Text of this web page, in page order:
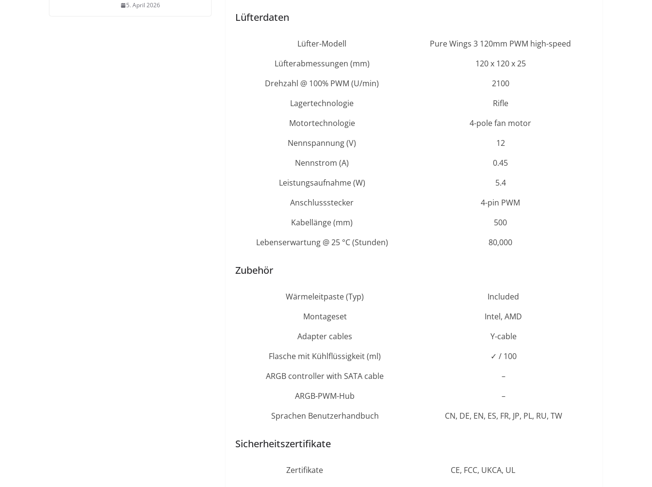
Lüfterdaten
Lüfter-Modell
Pure Wings 3 120mm PWM high-speed
Lüfterabmessungen (mm)
120 x 120 x 25
Drehzahl @ 100% PWM (U/min)
2100
Lagertechnologie
Rifle
Motortechnologie
4-pole fan motor
Nennspannung (V)
12
Nennstrom (A)
0.45
Leistungsaufnahme (W)
5.4
Anschlussstecker
4-pin PWM
Kabellänge (mm)
500
Lebenserwartung @ 25 °C (Stunden)
80,000
Zubehör
Wärmeleitpaste (Typ)
Included
Montageset
Intel, AMD
Adapter cables
Y-cable
Flasche mit Kühlflüssigkeit (ml)
✓ / 100
ARGB controller with SATA cable
–
ARGB-PWM-Hub
–
Sprachen Benutzerhandbuch
CN, DE, EN, ES, FR, JP, PL, RU, TW
Sicherheitszertifikate
Zertifikate CE, FCC, UKCA, UL
5. April 2026